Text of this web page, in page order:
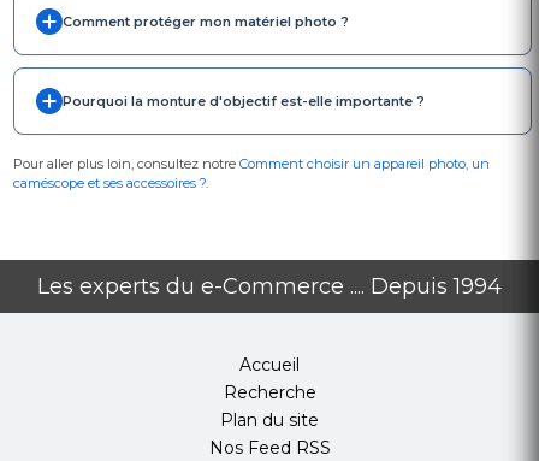
Comment protéger mon matériel photo ?
Pourquoi la monture d'objectif est-elle importante ?
Pour aller plus loin, consultez notre Comment choisir un appareil photo, un
caméscope et ses accessoires ?.
Les experts du e-Commerce .... Depuis 1994
Accueil
Recherche
Plan du site
Nos Feed RSS